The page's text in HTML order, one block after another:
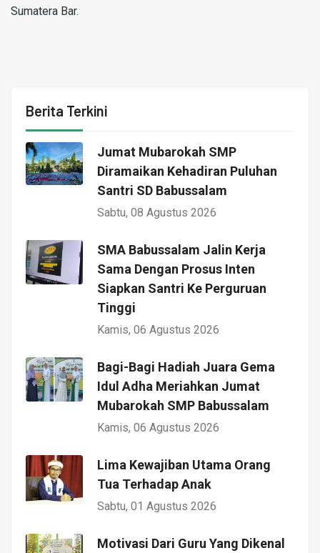
Sumatera Bar.
Berita Terkini
Jumat Mubarokah SMP
Diramaikan Kehadiran Puluhan
Santri SD Babussalam
Sabtu, 08 Agustus 2026
SMA Babussalam Jalin Kerja
Sama Dengan Prosus Inten
Siapkan Santri Ke Perguruan
Tinggi
Kamis, 06 Agustus 2026
Bagi-Bagi Hadiah Juara Gema
Idul Adha Meriahkan Jumat
Mubarokah SMP Babussalam
Kamis, 06 Agustus 2026
Lima Kewajiban Utama Orang
Tua Terhadap Anak
Sabtu, 01 Agustus 2026
Motivasi Dari Guru Yang Dikenal